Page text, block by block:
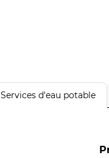
Services d'eau potable